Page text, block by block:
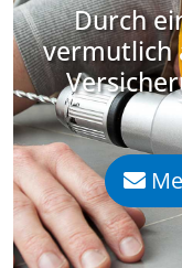
Durch
vermutlich